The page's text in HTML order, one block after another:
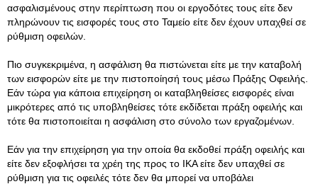
ασφαλισμένους στην περίπτωση που οι εργοδότες τους είτε δεν
πληρώνουν τις εισφορές τους στο Ταμείο είτε δεν έχουν υπαχθεί σε
ρύθμιση οφειλών.
Πιο συγκεκριμένα, η ασφάλιση θα πιστώνεται είτε με την καταβολή
των εισφορών είτε με την πιστοποίησή τους μέσω Πράξης Οφειλής.
Εάν τώρα για κάποια επιχείρηση οι καταβληθείσες εισφορές είναι
μικρότερες από τις υποβληθείσες τότε εκδίδεται πράξη οφειλής και
τότε θα πιστοποιείται η ασφάλιση στο σύνολο των εργαζομένων.
Εάν για την επιχείρηση για την οποία θα εκδοθεί πράξη οφειλής και
είτε δεν εξοφλήσει τα χρέη της προς το ΙΚΑ είτε δεν υπαχθεί σε
ρύθμιση για τις οφειλές τότε δεν θα μπορεί να υποβάλει